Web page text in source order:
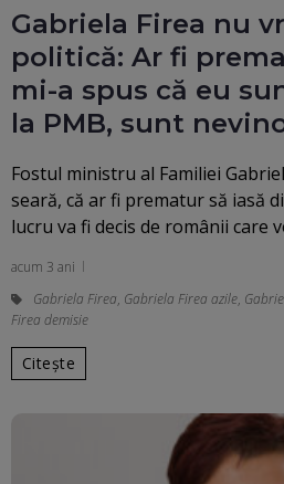
Gabriela Firea nu
politică: Ar fi
mi-a spus că eu
la PMB, sunt
Fostul ministru al Familiei
seară, că ar fi prematur să iasă
lucru va fi decis de românii care
acum 3 ani
Gabriela Firea, Gabriela Firea azile,
Firea demisie
Citește